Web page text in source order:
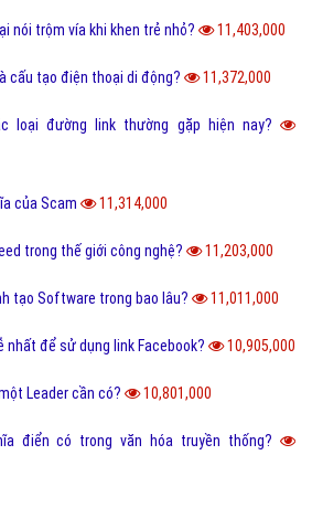
nói trộm vía khi khen trẻ nhỏ? 11,403,000
cấu tạo điện thoại di động? 11,372,000
loại đường link thường gặp hiện nay?
của Scam 11,314,000
trong thế giới công nghệ? 11,203,000
tạo Software trong bao lâu? 11,011,000
nhất để sử dụng link Facebook? 10,905,000
Leader cần có? 10,801,000
điển có trong văn hóa truyền thống?